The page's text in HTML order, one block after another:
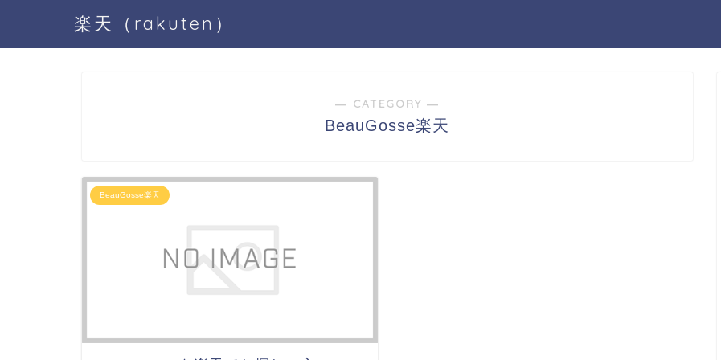
楽天（rakuten）
― CATEGORY ―
BeauGosse楽天
BeauGosse楽天